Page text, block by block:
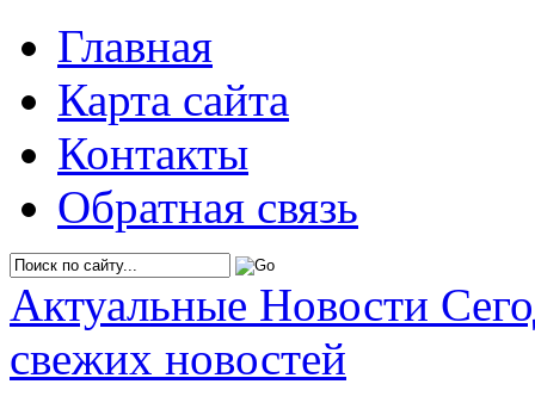
Главная
Карта сайта
Контакты
Обратная связь
Актуальные Новости
свежих новостей